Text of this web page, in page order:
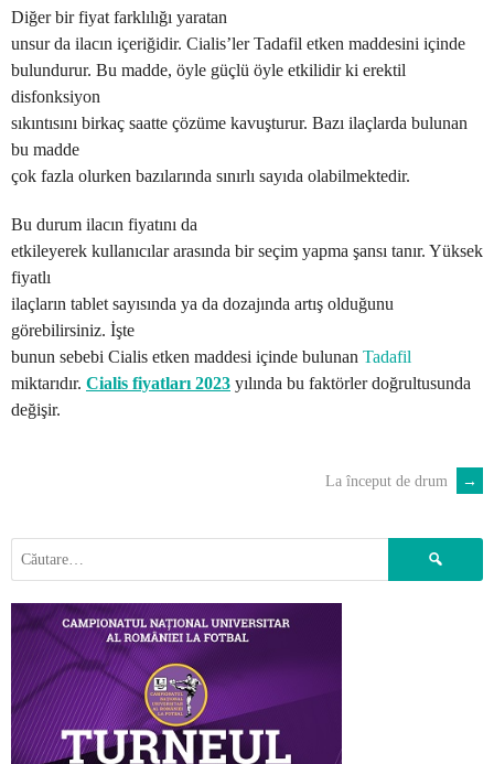
Diğer bir fiyat farklılığı yaratan
unsur da ilacın içeriğidir. Cialis’ler Tadafil etken maddesini içinde
bulundurur. Bu madde, öyle güçlü öyle etkilidir ki erektil
disfonksiyon
sıkıntısını birkaç saatte çözüme kavuşturur. Bazı ilaçlarda bulunan
bu madde
çok fazla olurken bazılarında sınırlı sayıda olabilmektedir.
Bu durum ilacın fiyatını da
etkileyerek kullanıcılar arasında bir seçim yapma şansı tanır. Yüksek
fiyatlı
ilaçların tablet sayısında ya da dozajında artış olduğunu
görebilirsiniz. İşte
bunun sebebi Cialis etken maddesi içinde bulunan Tadafil
miktarıdır. Cialis fiyatları 2023 yılında bu faktörler doğrultusunda
değişir.
NAVIGATION
La început de drum →